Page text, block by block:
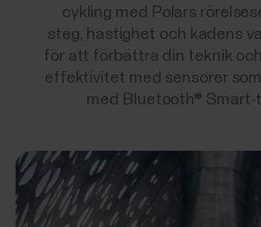
cykling med Polars
steg, hastighet och kadens
för att förbättra din teknik
effektivitet med sensorer
med Bluetooth® Smart-